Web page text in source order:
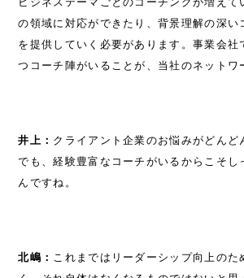
CASE
COLUMN
RECRUIT
の領域に対応ができたり、背景理解の深い
を提供していく必要があります。事業会社
つコーチ陣がいることが、当社のネットワ
井上： クライアント企業のお悩みがどんど
でも、経験豊富なコーチがいるからこそし
んですね。
北嶋： これまではリーダーシップ向上のた